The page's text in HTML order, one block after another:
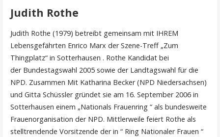
Judith Rothe
Judith Rothe (1979) betreibt gemeinsam mit IHREM
Lebensgefährten Enrico Marx der Szene-Treff „Zum
Thingplatz“ in Sotterhausen . Rothe Kandidat bei
der Bundestagswahl 2005 sowie der Landtagswahl für die
NPD. Zusammen Mit Katharina Becker (NPD Niedersachsen)
und Gitta Schüssler gründet sie am 16. September 2006 in
Sotterhausen einem „Nationals Frauenring “ als bundesweite
Frauenorganisation der NPD. Mittlerweile feiert Rothe als
stelltrendende Vorsitzende der in “ Ring Nationaler Frauen “